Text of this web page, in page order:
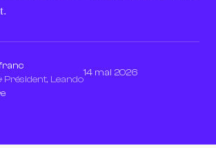
Président, Leando
14 mai 2026